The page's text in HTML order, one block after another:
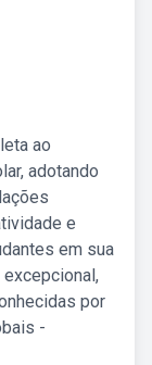
ao
adotando
e
em sua
excepcional,
por
-